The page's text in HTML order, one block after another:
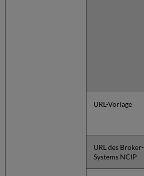
URL-Vorlage
URL des Broker-
Systems NCIP